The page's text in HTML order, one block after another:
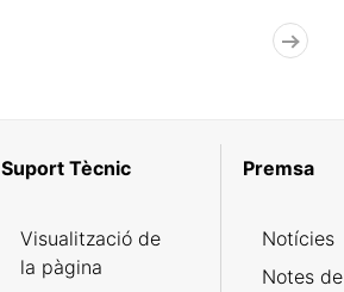
Suport Tècnic
Visualització de
la pàgina
Premsa
Notícies
Notes